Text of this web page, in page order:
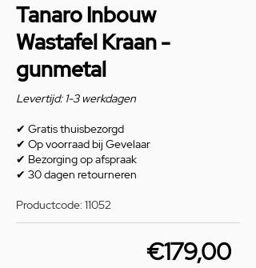
Tanaro Inbouw
Wastafel Kraan -
gunmetal
Levertijd: 1-3 werkdagen
✔ Gratis thuisbezorgd
✔ Op voorraad bij Gevelaar
✔ Bezorging op afspraak
✔ 30 dagen retourneren
Productcode: 11052
€179,00